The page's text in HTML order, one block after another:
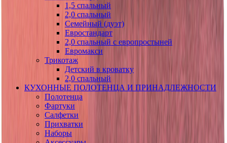
1,5 спальный
2,0 спальный
Семейный (дуэт)
Евростандарт
2,0 спальный с европростыней
Евромакси
Трикотаж
Детский в кроватку
2,0 спальный
КУХОННЫЕ ПОЛОТЕНЦА И ПРИНАДЛЕЖНОСТИ
Полотенца
Фартуки
Салфетки
Прихватки
Наборы